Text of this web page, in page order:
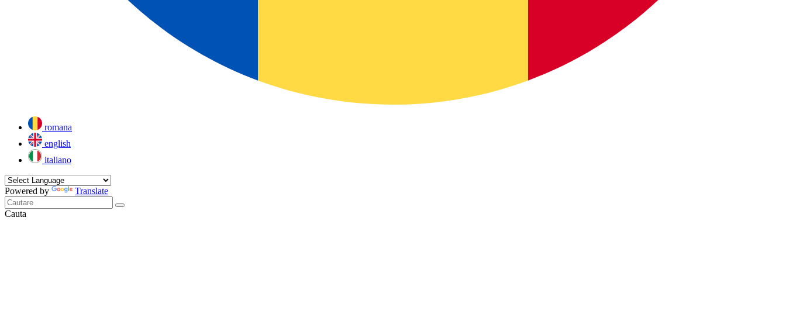
romana
english
italiano
Powered by Translate
Cauta